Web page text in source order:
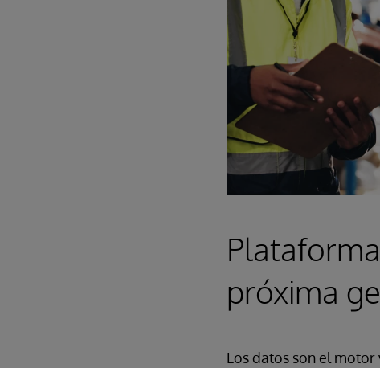
próxima
Los datos son el